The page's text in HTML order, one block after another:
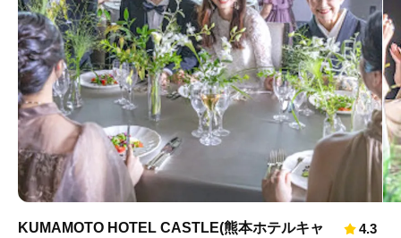
KUMAMOTO HOTEL CASTLE(熊本ホテルキャ
4.3